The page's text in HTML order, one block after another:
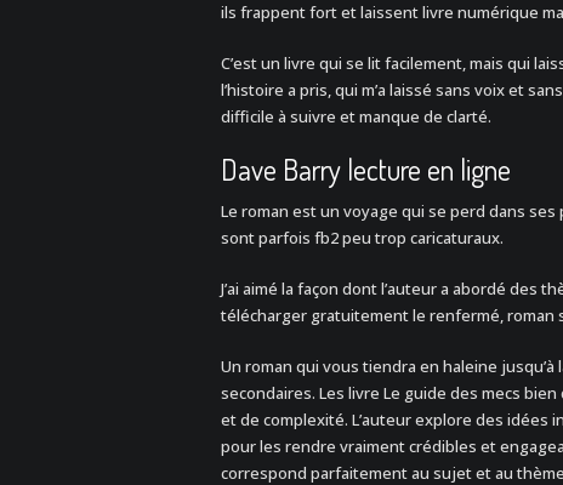
ils frappent fort et laissent livre numérique
C’est un livre qui se lit facilement, mais qui
l’histoire a pris, qui m’a laissé sans voix et
difficile à suivre et manque de clarté.
Dave Barry lecture en ligne
Le roman est un voyage qui se perd dans
sont parfois fb2 peu trop caricaturaux.
J’ai aimé la façon dont l’auteur a abordé des
télécharger gratuitement le renfermé,
Un roman qui vous tiendra en haleine
secondaires. Les livre Le guide des mecs
et de complexité. L’auteur explore des
pour les rendre vraiment crédibles et
correspond parfaitement au sujet et au